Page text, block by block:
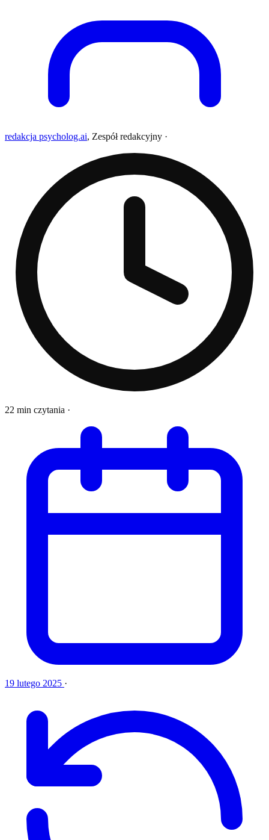
redakcja psycholog.ai, Zespół redakcyjny ·
22 min czytania ·
19 lutego 2025 ·